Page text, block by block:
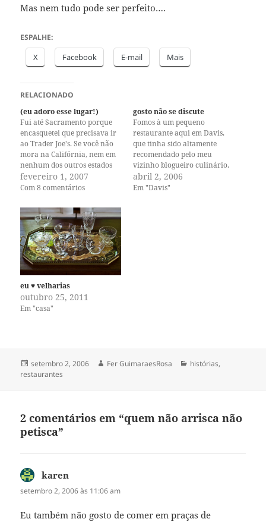
Mas nem tudo pode ser perfeito….
ESPALHE:
X Facebook E-mail Mais
RELACIONADO
(eu adoro esse lugar!)
Fui até Sacramento porque
encasquetei que precisava ir
ao Trader Joe's. Se você não
mora na Califórnia, nem em
nenhum dos outros estados
com a sorte de ter uma das
lojas dessa rede, vai precisar
significa fazer compras lá. É
uma experiência única,
diferente da que…
fevereiro 1, 2007
Com 8 comentários
gosto não se discute
Fomos à um pequeno
restaurante aqui em Davis,
que tinha sido altamente
recomendado pelo meu
vizinho blogueiro culinário.
Nunca tínhamos ido lá, pois o
lugar nunca realmente nos
abril 2, 2006
Em "Davis"
eu ♥ velharias
outubro 25, 2011
Em "casa"
Publicado
em
setembro 2, 2006 Autor
Fer GuimaraesRosa Categorias
histórias,
restaurantes
2 comentários em “quem não arrisca não
petisca”
karen
setembro 2, 2006 às 11:06 am
Eu também não gosto de comer em praças de